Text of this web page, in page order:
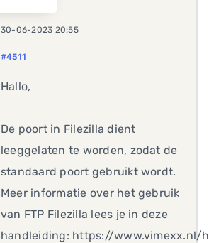
30-06-2023 20:55
#4511
Hallo,
De poort in Filezilla dient
leeggelaten te worden, zodat de
standaard poort gebruikt wordt.
Meer informatie over het gebruik
van FTP Filezilla lees je in deze
handleiding: https://www.vimexx.nl/